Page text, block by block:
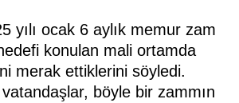
yılı ocak 6 aylık memur zam
konulan mali ortamda
merak ettiklerini söyledi.
böyle bir zammın